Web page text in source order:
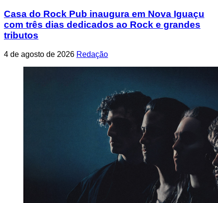
Casa do Rock Pub inaugura em Nova Iguaçu
com três dias dedicados ao Rock e grandes
tributos
4 de agosto de 2026 Redação